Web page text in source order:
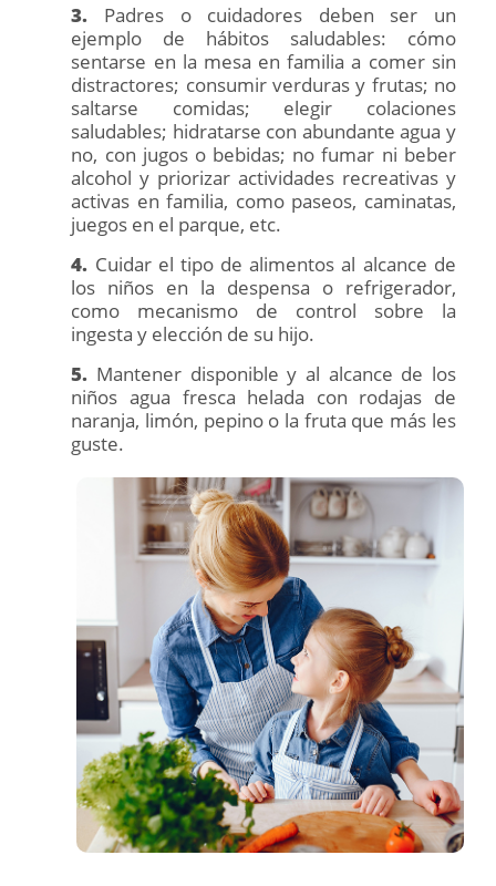
3. Padres o cuidadores deben ser un
ejemplo de hábitos saludables: cómo
sentarse en la mesa en familia a comer sin
distractores; consumir verduras y frutas; no
saltarse comidas; elegir colaciones
saludables; hidratarse con abundante agua y
no, con jugos o bebidas; no fumar ni beber
alcohol y priorizar actividades recreativas y
activas en familia, como paseos, caminatas,
juegos en el parque, etc.
4. Cuidar el tipo de alimentos al alcance de
los niños en la despensa o refrigerador,
como mecanismo de control sobre la
ingesta y elección de su hijo.
5. Mantener disponible y al alcance de los
niños agua fresca helada con rodajas de
naranja, limón, pepino o la fruta que más les
guste.